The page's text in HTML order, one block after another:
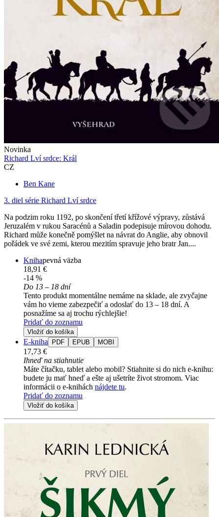
Novinka
Richard Lví srdce: Král
CZ
Ben Kane
3. diel série Richard Lví srdce
Na podzim roku 1192, po skončení třetí křížové výpravy, zůstává
Jeruzalém v rukou Saracénů a Saladin podepisuje mírovou dohodu.
Richard může konečně pomýšlet na návrat do Anglie, aby obnovil
pořádek ve své zemi, kterou mezitím spravuje jeho bratr Jan....
Knihapevná väzba
18,91 €
-14 %
Do 13 – 18 dní
Tento produkt momentálne nemáme na sklade, ale zvyčajne
vám ho vieme zabezpečiť a odoslať do 13 – 18 dní. A
posnažíme sa aj trochu rýchlejšie!
Pridať do zoznamu
Vložiť do košíka
E-kniha PDF EPUB MOBI
17,73 €
Ihneď na stiahnutie
Máte čítačku, tablet alebo mobil? Stiahnite si do nich e-knihu:
budete ju mať hneď a ešte aj ušetríte život stromom. Viac
informácii o e-knihách nájdete tu.
Pridať do zoznamu
Vložiť do košíka